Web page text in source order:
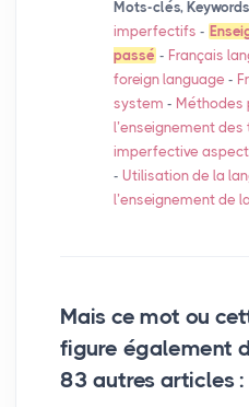
Mots-clés,
imperfectifs -
passé - Français
foreign language -
system - Méthodes
l’enseignement des
imperfective
- Utilisation de la
l’enseignement de
Mais ce mot ou
figure également
83 autres articles :